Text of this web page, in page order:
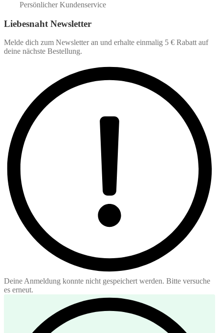
Persönlicher Kundenservice
Liebesnaht Newsletter
Melde dich zum Newsletter an und erhalte einmalig 5 € Rabatt auf
deine nächste Bestellung.
Deine Anmeldung konnte nicht gespeichert werden. Bitte versuche
es erneut.